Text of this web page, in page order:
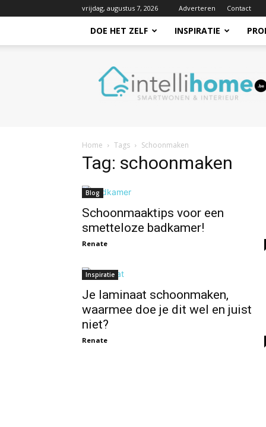
vrijdag, augustus 7, 2026 Adverteren Contact
DOE HET ZELF INSPIRATIE
Intellihome.be
Home Tags Schoonmaken
Tag: schoonmaken
Blog
Schoonmaaktips voor een
smetteloze badkamer!
Renate
Inspiratie
Je laminaat schoonmaken,
waarmee doe je dit wel en juist
niet?
Renate